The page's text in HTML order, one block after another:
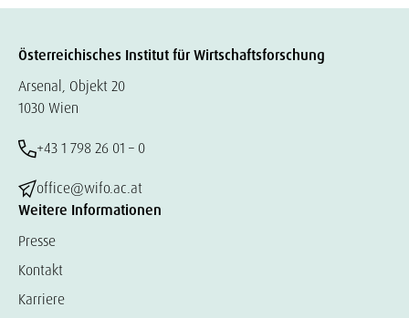
Österreichisches Institut für Wirtschaftsforschung
Arsenal, Objekt 20
1030 Wien
+43 1 798 26 01 – 0
office@wifo.ac.at
Weitere Informationen
Presse
Kontakt
Karriere